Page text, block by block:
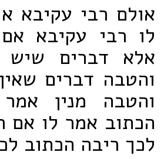
אולם רבי עקיבא
לו רבי עקיבא
אלא דברים שיש
והטבה דברים
והטבה מנין
הכתוב אמר לו אם
לכך ריבה הכתוב